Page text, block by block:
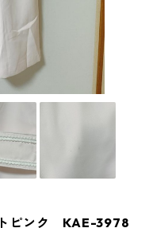
ピンク KAE-3978